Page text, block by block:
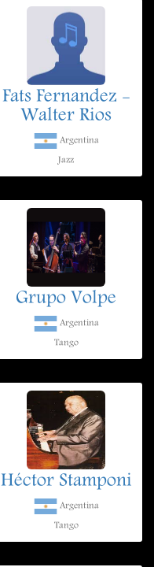
Fats Fernandez -
Walter Rios
Argentina
Jazz
Grupo Volpe
Argentina
Tango
Héctor Stamponi
Argentina
Tango